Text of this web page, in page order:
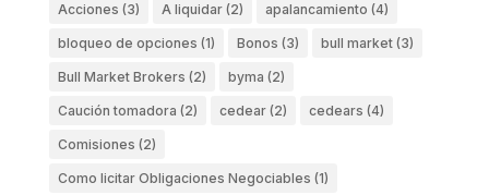
Acciones (3) A liquidar(2) apalancamiento (4)
bloqueo de opciones (1) Bonos (3) bull market(3)
Bull Market Brokers (2) byma (2)
Caución tomadora (2) cedear(2) cedears (4)
Comisiones (2)
Como licitar Obligaciones Negociables (1)